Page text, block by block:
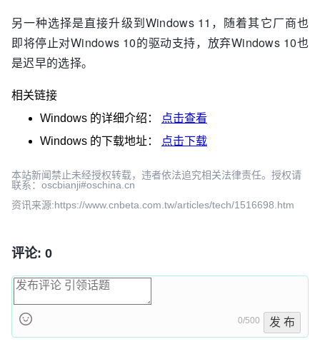
另一种选择是直接升级到Windows 11，随着其它厂商也
即将停止对Windows 10的驱动支持，放弃Windows 10也
是迟早的选择。
相关链接
Windows 的详细介绍：
点击查看
Windows 的下载地址： 点击下载
本站新闻禁止未经授权转载，违者依法追究相关法律责任。授权请
联系：oscbianji#oschina.cn
资讯来源:https://www.cnbeta.com.tw/articles/tech/1516698.htm
评论: 0
0/500 发 布